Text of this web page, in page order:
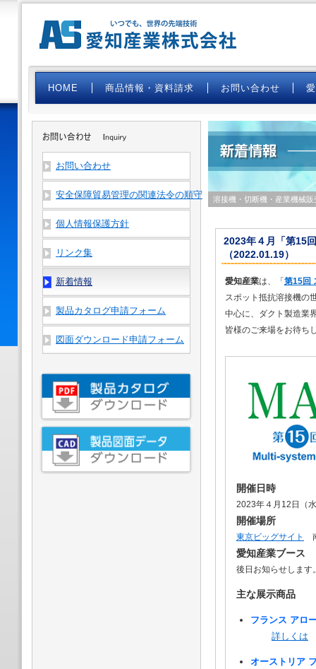
HOME 商品情報・資料請求 お問い合わせ
溶接機・切断機・産業機械
2023年４月「第15
（2022.01.19）
愛知産業は、「 第15回
スポット抵抗溶接機の
中心に、ダクト製造業
皆様のご来場をお待ち
開催日時
2023年４月12日（
開催場所
東京ビッグサイト
愛知産業ブース
後日お知らせします
主な展示商品
フランス アロ
詳しくは
オーストリア
お問い合わせ
安全保障貿易管理の関連法令の順守
個人情報保護方針
リンク集
新着情報
製品カタログ申請フォーム
図面ダウンロード申請フォーム